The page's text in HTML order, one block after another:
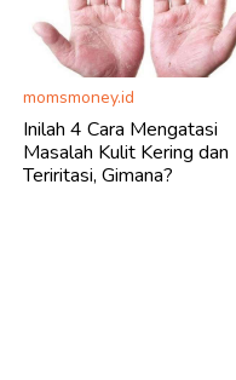
momsmoney.id
Inilah 4 Cara Mengatasi
Masalah Kulit Kering dan
Teriritasi, Gimana?